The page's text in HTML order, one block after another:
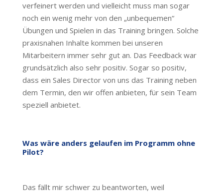
verfeinert werden und vielleicht muss man sogar
noch ein wenig mehr von den „unbequemen“
Übungen und Spielen in das Training bringen. Solche
praxisnahen Inhalte kommen bei unseren
Mitarbeitern immer sehr gut an. Das Feedback war
grundsätzlich also sehr positiv. Sogar so positiv,
dass ein Sales Director von uns das Training neben
dem Termin, den wir offen anbieten, für sein Team
speziell anbietet.
Was wäre anders gelaufen im Programm ohne
Pilot?
Das fällt mir schwer zu beantworten, weil